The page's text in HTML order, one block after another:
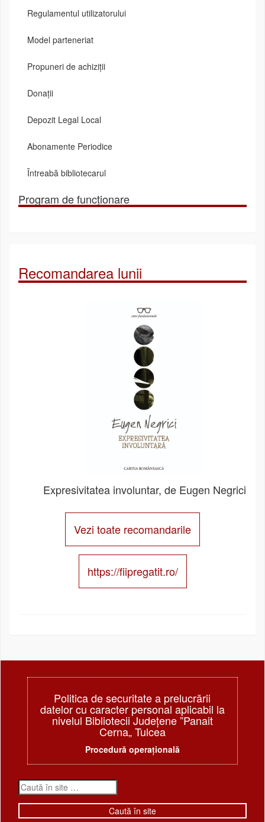
Regulamentul utilizatorului
Model parteneriat
Propuneri de achiziții
Donații
Depozit Legal Local
Abonamente Periodice
Întreabă bibliotecarul
Program de funcționare
Recomandarea lunii
Expresivitatea involuntar, de Eugen Negrici
Vezi toate recomandarile
https://fiipregatit.ro/
Politica de securitate a prelucrării
datelor cu caracter personal aplicabil la
nivelul Bibliotecii Judeţene ”Panait
Cerna„ Tulcea
Procedură operațională